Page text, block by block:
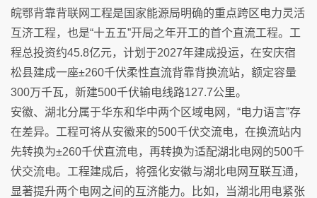
皖鄂背靠背联网工程是国家能源局明确的重点跨区电力灵活
互济工程，也是“十五五”开局之年开工的首个直流工程。工
程总投资约45.8亿元，计划于2027年建成投运，在安庆宿
松县建成一座±260千伏柔性直流背靠背换流站，额定容量
300万千瓦，新建500千伏输电线路127.7公里。
安徽、湖北分属于华东和华中两个区域电网，“电力语言”存
在差异。工程可将从安徽来的500千伏交流电，在换流站内
先转换为±260千伏直流电，再转换为适配湖北电网的500千
伏交流电。工程建成后，将强化安徽与湖北电网互联互通，
显著提升两个电网之间的互济能力。比如，当湖北用电紧张